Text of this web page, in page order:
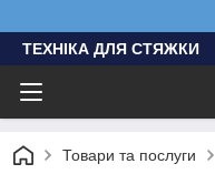
ТЕХНІКА ДЛЯ СТЯЖКИ
Товари та послуги